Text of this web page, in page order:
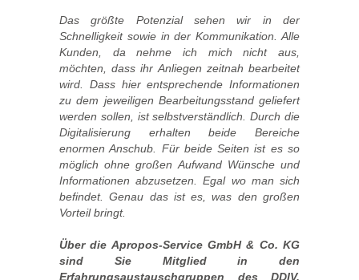
Das größte Potenzial sehen wir in der
Schnelligkeit sowie in der Kommunikation. Alle
Kunden, da nehme ich mich nicht aus,
möchten, dass ihr Anliegen zeitnah bearbeitet
wird. Dass hier entsprechende Informationen
zu dem jeweiligen Bearbeitungsstand geliefert
werden sollen, ist selbstverständlich. Durch die
Digitalisierung erhalten beide Bereiche
enormen Anschub. Für beide Seiten ist es so
möglich ohne großen Aufwand Wünsche und
Informationen abzusetzen. Egal wo man sich
befindet. Genau das ist es, was den großen
Vorteil bringt.
Über die Apropos-Service GmbH & Co. KG
sind Sie Mitglied in den
Erfahrungsaustauschgruppen des DDIV.